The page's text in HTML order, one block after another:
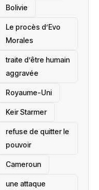
‎Bolivie
Le procès d’Evo
Morales
traite d’être humain
aggravée
‎Royaume-Uni
Keir Starmer
refuse de quitter le
pouvoir
‎Cameroun
une attaque